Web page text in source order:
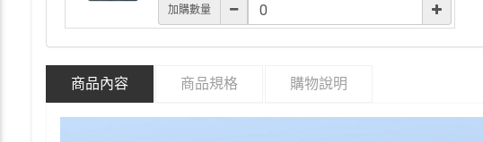
加購數量
商品內容 商品規格 購物說明